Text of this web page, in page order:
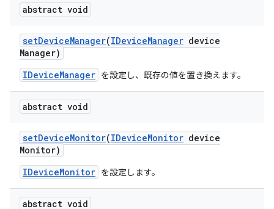
abstract void
setDeviceManager(IDeviceManager device
Manager)
IDeviceManager を設定し、既存の値を置き換えます。
abstract void
setDeviceMonitor(IDeviceMonitor device
Monitor)
IDeviceMonitor を設定します。
abstract void